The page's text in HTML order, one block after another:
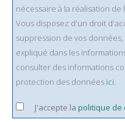
nécessaire à la réalisation de
Vous disposez d'un droit
suppression de vos
expliqué dans les
consulter des informations
protection des données ici.
J'accepte la politique de